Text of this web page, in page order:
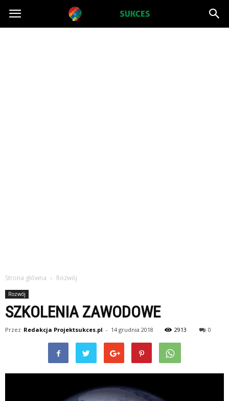
Projektsukces.pl
Strona główna Rozwój
Rozwój
SZKOLENIA ZAWODOWE
Przez Redakcja Projektsukces.pl - 14 grudnia 2018 2913 0